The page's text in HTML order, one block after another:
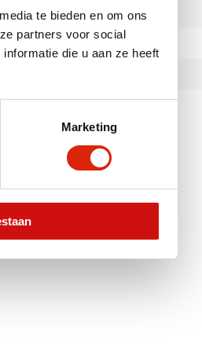
te bieden en om ons
partners voor social
die u aan ze heeft
Marketing